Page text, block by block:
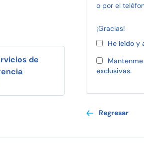
de
o por el
¡Gracias!
He leído
exclusivas.
Regresar